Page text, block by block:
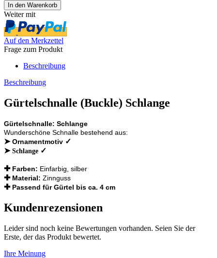
Weiter mit
Auf den Merkzettel
Frage zum Produkt
Beschreibung
Beschreibung
Gürtelschnalle (Buckle) Schlange
Gürtelschnalle: Schlange
Wunderschöne Schnalle bestehend aus:
➤Ornamentmotiv ✓
➤ Schlange ✓
✚ Farben: Einfarbig, silber
✚ Material: Zinnguss
✚ Passend für Gürtel bis ca. 4 cm
Kundenrezensionen
Leider sind noch keine Bewertungen vorhanden. Seien Sie der
Erste, der das Produkt bewertet.
Ihre Meinung